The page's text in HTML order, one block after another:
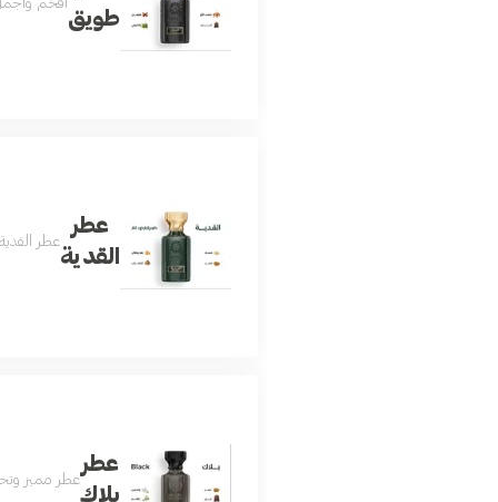
طويق
أفخم
عطر
القدية
عطر
عطر
بلاك
عطر مميز